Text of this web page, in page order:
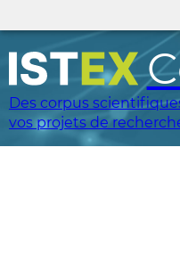
Des corpus
vos projets de